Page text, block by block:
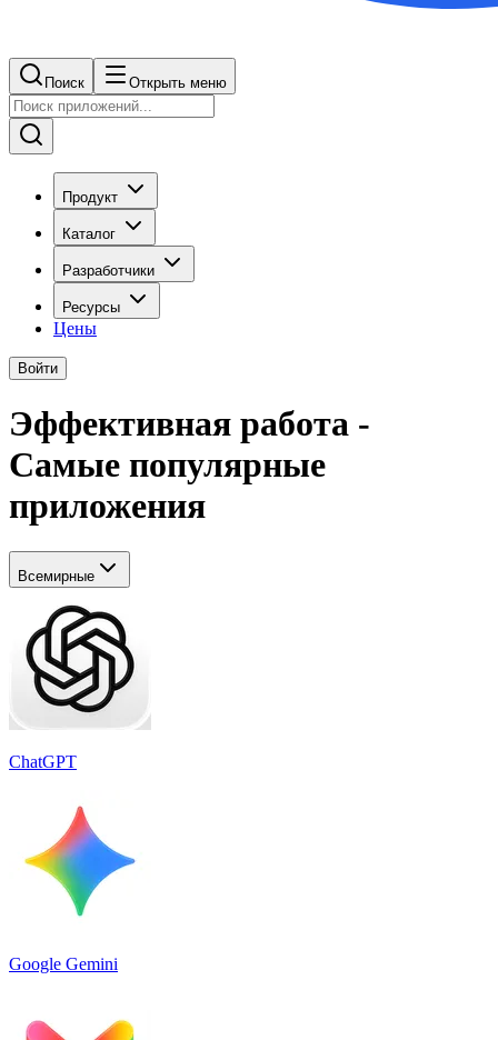
Поиск Открыть меню
Продукт
Каталог
Разработчики
Ресурсы
Цены
Войти
Эффективная работа -
Самые популярные
приложения
Всемирные
ChatGPT
Google Gemini